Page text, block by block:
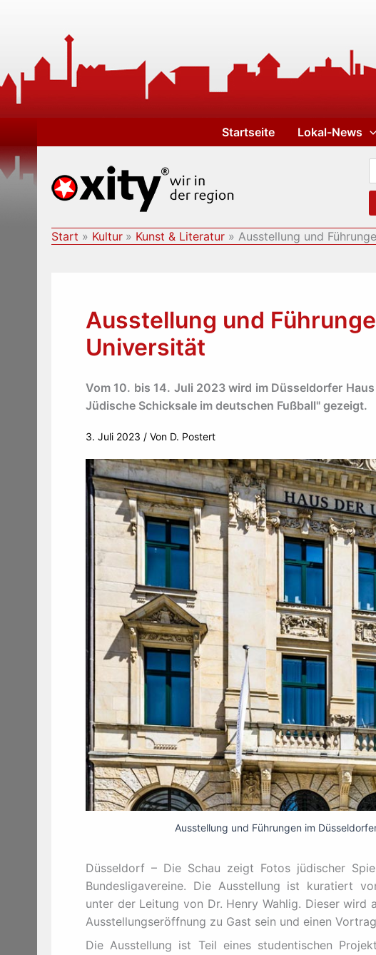
Startseite Lokal-News
Start Kultur Kunst & Literatur Ausstellung und
Ausstellung und
Universität
Vom 10. bis 14. Juli 2023 wird im Düsseldorfer
Jüdische Schicksale im deutschen Fußball" gezeigt.
3. Juli 2023 / Von D. Postert
Ausstellung und Führungen im
Düsseldorf – Die Schau zeigt Fotos jüdischer
Bundesligavereine. Die Ausstellung ist kuratiert
unter der Leitung von Dr. Henry Wahlig. Dieser
Ausstellungseröffnung zu Gast sein und einen
Die Ausstellung ist Teil eines studentischen